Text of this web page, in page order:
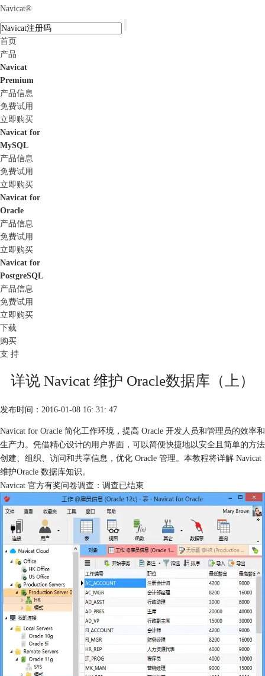
Navicat®
首页
产品
Navicat
Premium
产品信息
免费试用
立即购买
Navicat for
MySQL
产品信息
免费试用
立即购买
Navicat for
Oracle
产品信息
免费试用
立即购买
Navicat for
PostgreSQL
产品信息
免费试用
立即购买
下载
购买
支 持
详说 Navicat 维护 Oracle数据库（上）
发布时间：2016-01-08 16: 31: 47
Navicat for Oracle 简化工作环境，提高 Oracle 开发人员和管理员的效率和
生产力。凭借精心设计的用户界面，可以简便快捷地以安全且简单的方法
创建、组织、访问和共享信息，优化 Oracle 管理。本教程将详解 Navicat
维护Oracle 数据库知识。
Navicat 官方有奖问卷调查：调查已结束